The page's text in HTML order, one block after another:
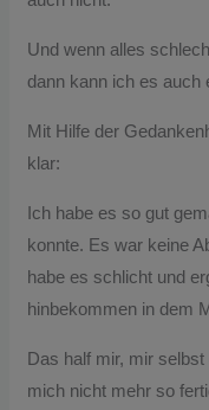
Und wenn alles
dann kann ich es auch
Mit Hilfe der
klar:
Ich habe es so gut
konnte. Es war keine
habe es schlicht und
hinbekommen in dem
Das half mir, mir
mich nicht mehr so